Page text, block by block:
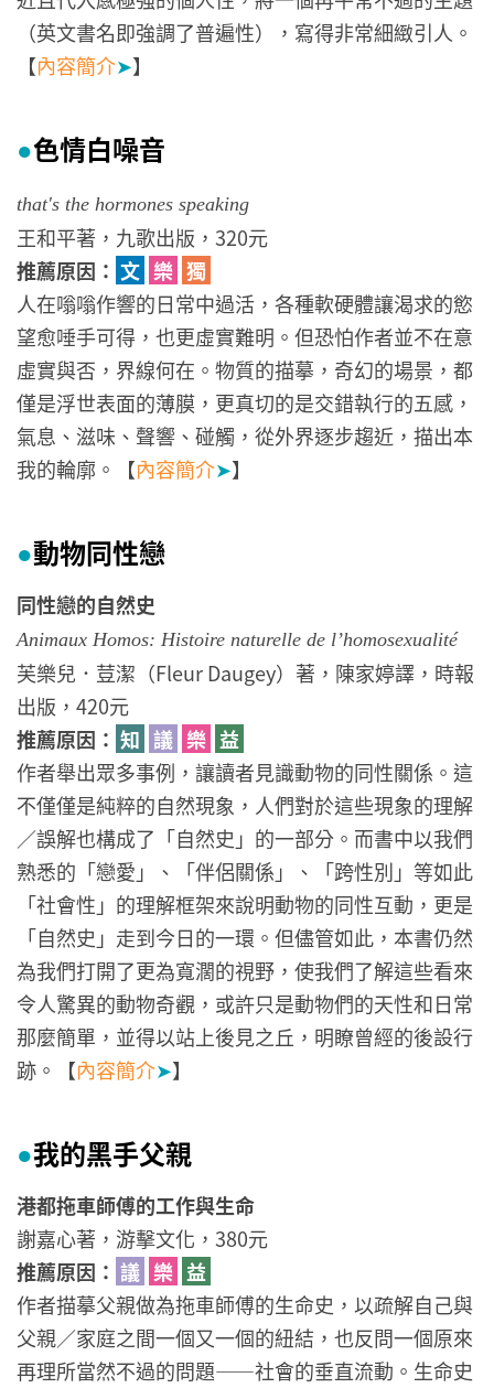
（英文書名即強調了普遍性），寫得非常細緻引人。
【內容簡介➤】
●色情白噪音
that's the hormones speaking
王和平著，九歌出版，320元
推薦原因： 文 樂 獨
人在嗡嗡作響的日常中過活，各種軟硬體讓渴求的慾
望愈唾手可得，也更虛實難明。但恐怕作者並不在意
虛實與否，界線何在。物質的描摹，奇幻的場景，都
僅是浮世表面的薄膜，更真切的是交錯執行的五感，
氣息、滋味、聲響、碰觸，從外界逐步趨近，描出本
我的輪廓。【內容簡介➤】
●動物同性戀
同性戀的自然史
Animaux Homos: Histoire naturelle de l’homosexualité
芙樂兒．荳潔（Fleur Daugey）著，陳家婷譯，時報
出版，420元
推薦原因： 知 議 樂 益
作者舉出眾多事例，讓讀者見識動物的同性關係。這
不僅僅是純粹的自然現象，人們對於這些現象的理解
／誤解也構成了「自然史」的一部分。而書中以我們
熟悉的「戀愛」、「伴侶關係」、「跨性別」等如此
「社會性」的理解框架來說明動物的同性互動，更是
「自然史」走到今日的一環。但儘管如此，本書仍然
為我們打開了更為寬濶的視野，使我們了解這些看來
令人驚異的動物奇觀，或許只是動物們的天性和日常
那麼簡單，並得以站上後見之丘，明瞭曾經的後設行
跡。【內容簡介➤】
●我的黑手父親
港都拖車師傅的工作與生命
謝嘉心著，游擊文化，380元
推薦原因： 議 樂 益
作者描摹父親做為拖車師傅的生命史，以疏解自己與
父親／家庭之間一個又一個的紐結，也反問一個原來
再理所當然不過的問題——社會的垂直流動。生命史